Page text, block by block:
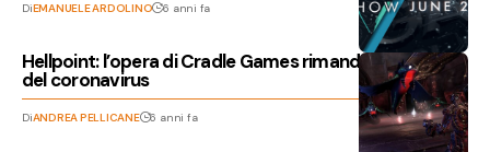
DiEMANUELE ARDOLINO 6 anni fa
Hellpoint: l’opera di Cradle Games rimandata a causa
del coronavirus
DiANDREA PELLICANE 6 anni fa